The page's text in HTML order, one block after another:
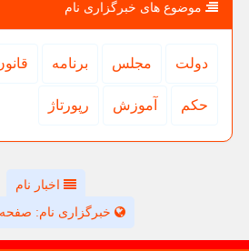
موضوع های خبرگزاری نام
دولت مجلس برنامه
حكم آموزش رپورتاژ
اخبار نام
خبرگزاری نام: